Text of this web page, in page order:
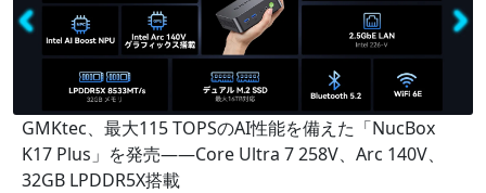
GMKtec、最大115 TOPSのAI性能を備えた「NucBox
K17 Plus」を発売――Core Ultra 7 258V、Arc 140V、
32GB LPDDR5X搭載